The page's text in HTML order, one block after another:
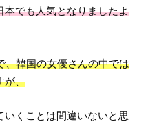
本でも人気となりましたよ
、韓国の女優さんの中では
が、
いくことは間違いないと思